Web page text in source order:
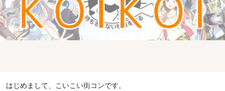
はじめまして、こいこい街コンです。